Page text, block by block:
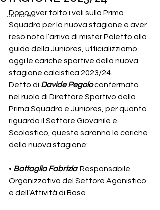
Juniores
Dopo aver tolto i veli sulla Prima
Squadra per la nuova stagione e aver
reso noto l’arrivo di mister Poletto alla
guida della Juniores, ufficializziamo
oggi le cariche sportive della nuova
stagione calcistica 2023/24.
Detto di Davide Pegolo confermato
nel ruolo di Direttore Sportivo della
Prima Squadra e Juniores, per quanto
riguarda il Settore Giovanile e
Scolastico, queste saranno le cariche
della nuova stagione:
• Battaglia Fabrizio: Responsabile
Organizzativo del Settore Agonistico
e dell’Attività di Base